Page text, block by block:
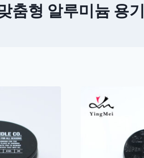
춤형 알루미늄 용기